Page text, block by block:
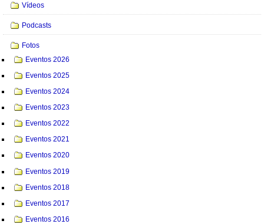
Vídeos
Podcasts
Fotos
Eventos 2026
Eventos 2025
Eventos 2024
Eventos 2023
Eventos 2022
Eventos 2021
Eventos 2020
Eventos 2019
Eventos 2018
Eventos 2017
Eventos 2016